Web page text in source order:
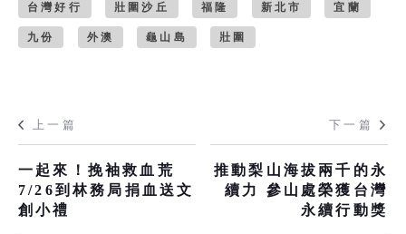
台灣好行 壯圍沙丘 福隆 新北市 宜蘭
九份 外澳 龜山島 壯圍
上一篇
一起來！挽袖救血荒
7/26到林務局捐血送文
創小禮
下一篇
推動梨山海拔兩千的永
續力 參山處榮獲台灣
永續行動獎